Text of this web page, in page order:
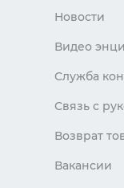
Новости
Видео
Служба
Связь с
Возврат
Вакансии